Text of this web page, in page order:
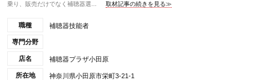
乗り、販売だけでなく補聴器選...
取材記事の続きを見る≫
職種 補聴器技能者
専門分野
店名 補聴器プラザ小田原
所在地 神奈川県小田原市栄町3-21-1